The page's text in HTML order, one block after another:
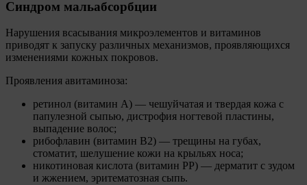
Синдром мальабсорбции
Нарушения всасывания микроэлементов и витаминов
приводят к запуску различных механизмов, проявляющихся
изменениями кожных покровов.
Проявления авитаминоза:
ретинол (витамин А) — чешуйчатая и твердая кожа с
папулезной сыпью, дистрофия ногтевой пластины,
выпадение волос;
рибофлавин (витамин В2) — трещины на губах,
стоматит, шелушение кожи на крыльях носа;
никотиновая кислота (витамин PP) — дерматит с зудом
и жжением, эритематозная сыпь.